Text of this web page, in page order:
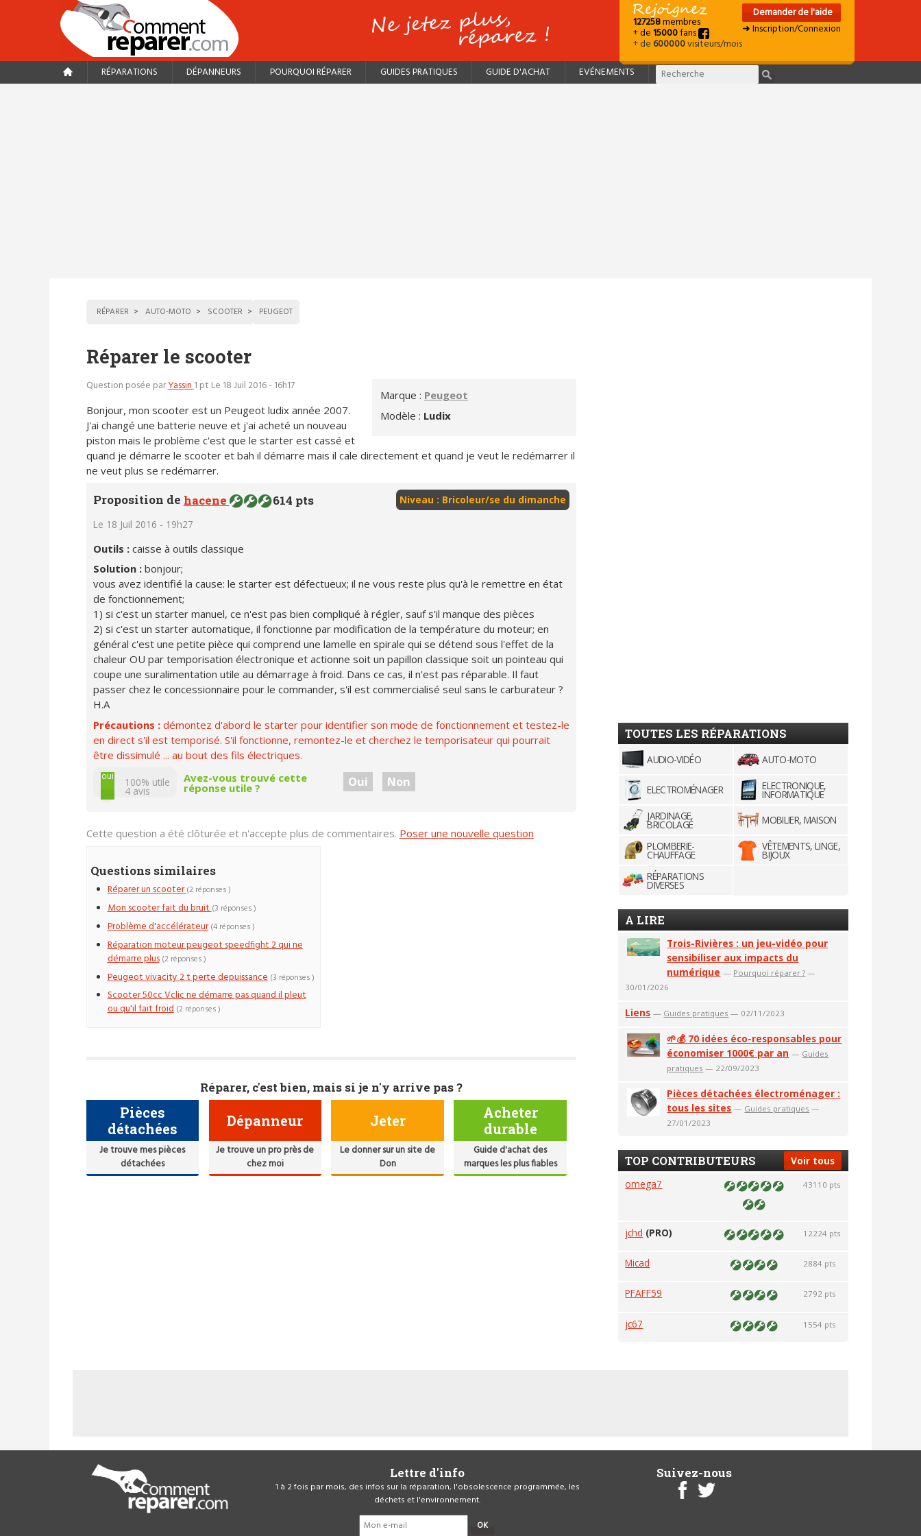
127258membres
+ de15000fans
+ de600000visiteurs/mois
Demander de l'aide
➜ Inscription/Connexion
RÉPARATIONS DÉPANNEURS POURQUOI RÉPARER GUIDES PRATIQUES GUIDE D'ACHAT EVÉNEMENTS
RÉPARER AUTO-MOTO SCOOTER PEUGEOT
Réparer le scooter
Marque : Peugeot
Modèle : Ludix
Question posée parYassin1 pt Le 18 Juil 2016 - 16h17
Bonjour, mon scooter est un Peugeot ludix année 2007.
J'ai changé une batterie neuve et j'ai acheté un nouveau
piston mais le problème c'est que le starter est cassé et
quand je démarre le scooter et bah il démarre mais il cale directement et quand je veut le redémarrer il
ne veut plus se redémarrer.
Niveau : Bricoleur/se du dimanche
Proposition de hacene 614 pts
Le 18 Juil 2016 - 19h27
Outils : caisse à outils classique
Solution : bonjour;
vous avez identifié la cause: le starter est défectueux; il ne vous reste plus qu'à le remettre en état
de fonctionnement;
1) si c'est un starter manuel, ce n'est pas bien compliqué à régler, sauf s'il manque des pièces
2) si c'est un starter automatique, il fonctionne par modification de la température du moteur; en
général c'est une petite pièce qui comprend une lamelle en spirale qui se détend sous l'effet de la
chaleur OU par temporisation électronique et actionne soit un papillon classique soit un pointeau qui
coupe une suralimentation utile au démarrage à froid. Dans ce cas, il n'est pas réparable. Il faut
passer chez le concessionnaire pour le commander, s'il est commercialisé seul sans le carburateur ?
H.A
Précautions : démontez d'abord le starter pour identifier son mode de fonctionnement et testez-le
en direct s'il est temporisé. S'il fonctionne, remontez-le et cherchez le temporisateur qui pourrait
être dissimulé ... au bout des fils électriques.
non
oui 100% utile
4avis
Avez-vous trouvé cette
réponse utile ? Oui Non
Cette question a été clôturée et n'accepte plus de commentaires. Poser une nouvelle question
Questions similaires
Réparer un scooter(2 réponses )
Mon scooter fait du bruit(3 réponses )
Problème d'accélérateur (4 réponses )
Réparation moteur peugeot speedfight 2 qui ne
démarre plus (2 réponses )
Peugeot vivacity 2 t perte depuissance (3 réponses )
Scooter 50cc Vclic ne démarre pas quand il pleut
ou qu'il fait froid (2 réponses )
Réparer, c'est bien, mais si je n'y arrive pas ?
Pièces
détachées
Je trouve mes pièces
détachées
Dépanneur
Je trouve un pro près de
chez moi
Jeter
Le donner sur un site de
Don
Acheter
durable
Guide d'achat des
marques les plus fiables
TOUTES LES RÉPARATIONS
AUDIO-VIDÉO AUTO-MOTO
ELECTROMÉNAGER ELECTRONIQUE,
INFORMATIQUE
JARDINAGE,
BRICOLAGE
MOBILIER, MAISON
PLOMBERIE-
CHAUFFAGE
VÊTEMENTS, LINGE,
BIJOUX
RÉPARATIONS
DIVERSES
A LIRE
Trois-Rivières : un jeu-vidéo pour
sensibiliser aux impacts du
numérique — Pourquoi réparer ? —
30/01/2026
Liens — Guides pratiques — 02/11/2023
🌱💰 70 idées éco-responsables pour
économiser 1000€ par an — Guides
pratiques — 22/09/2023
Pièces détachées électroménager :
tous les sites — Guides pratiques —
27/01/2023
Voir tous
TOP CONTRIBUTEURS
omega7 43110 pts
jchd (PRO) 12224 pts
Micad 2884 pts
PFAFF59 2792 pts
jc67 1554 pts
Lettre d'info
1 à 2 fois par mois, des infos sur la réparation, l'obsolescence programmée, les
déchets et l'environnement.
OK
Suivez-nous